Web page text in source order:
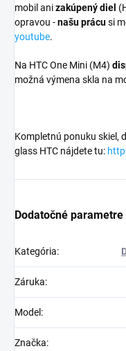
mobil anizakúpený diel
opravou -našu prácusi
youtube.
Na HTC One Mini (M4)
možná výmena skla na
Kompletnú ponuku skiel,
glass HTC nájdete tu:
Dodatočné parametre
Kategória:
Záruka:
Model :
Značka: